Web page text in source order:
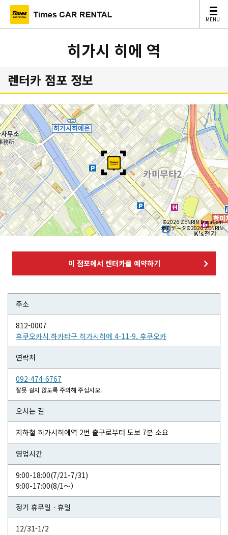
MENU
MENU
히가시 히에 역
렌터카 점포 정보
©2026 ZENRIN DataCom
地図データ©2026 ZENRIN
이 점포에서 렌터카를 예약하기
주소
812-0007
후쿠오카시 하카타구 히가시히에 4-11-9, 후쿠오카
연락처
092-474-6767
잘못 걸지 않도록 주의해 주십시오.
오시는 길
지하철 히가시히에역 2번 출구로부터 도보 7분 소요
영업시간
9:00-18:00(7/21-7/31)
9:00-17:00(8/1～）
정기 휴무일ㆍ휴일
12/31-1/2